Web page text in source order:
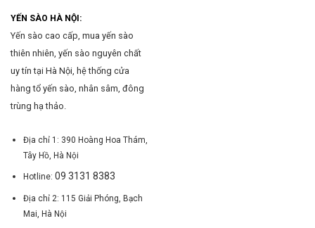
YẾN SÀO HÀ NỘI:
Yến sào cao cấp, mua yến sào
thiên nhiên, yến sào nguyên chất
uy tín tại Hà Nội, hệ thống cửa
hàng tổ yến sào, nhân sâm, đông
trùng hạ thảo.
Địa chỉ 1: 390 Hoàng Hoa Thám,
Tây Hồ, Hà Nội
Hotline: 09 3131 8383
Địa chỉ 2: 115 Giải Phóng, Bạch
Mai, Hà Nội